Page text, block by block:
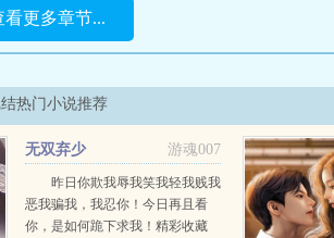
看更多章节...
热门小说推荐
游魂007
无双弃少
昨日你欺我辱我笑我轻我贱我
恶我骗我，我忍你！今日再且看
你，是如何跪下求我！精彩收藏